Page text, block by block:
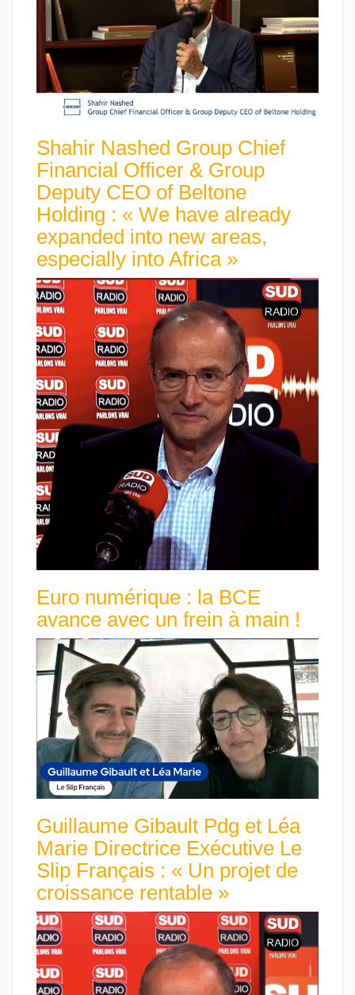
Shahir Nashed Group Chief
Financial Officer & Group
Deputy CEO of Beltone
Holding : « We have already
expanded into new areas,
especially into Africa »
Euro numérique : la BCE
avance avec un frein à main !
Guillaume Gibault Pdg et Léa
Marie Directrice Exécutive Le
Slip Français : « Un projet de
croissance rentable »